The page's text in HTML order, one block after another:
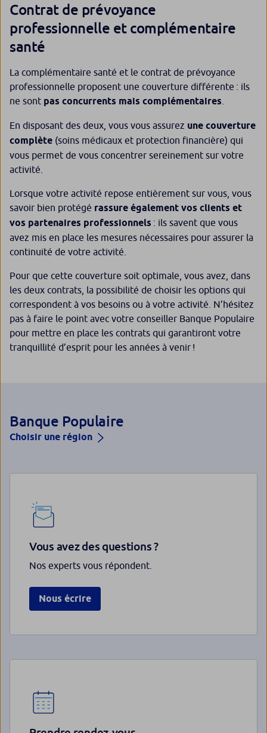
Contrat de prévoyance
professionnelle et complémentaire
santé
La complémentaire santé et le contrat de prévoyance
professionnelle proposent une couverture différente : ils
ne sont pas concurrents mais complémentaires
En disposant des deux, vous vous assurez une couverture
complète (soins médicaux et protection financière) qui
vous permet de vous concentrer sereinement sur votre
activité.
Lorsque votre activité repose entièrement sur vous, vous
savoir bien protégé rassure également vos clients et
vos partenaires professionnels : ils savent que vous
avez mis en place les mesures nécessaires pour assurer la
continuité de votre activité.
Pour que cette couverture soit optimale, vous avez, dans
les deux contrats, la possibilité de choisir les options qui
correspondent à vos besoins ou à votre activité. N’hésitez
pas à faire le point avec votre conseiller Banque Populaire
pour mettre en place les contrats qui garantiront votre
tranquillité d’esprit pour les années à venir !
Banque Populaire
Choisir une région
Vous avez des questions ?
Nos experts vous répondent.
Nous écrire